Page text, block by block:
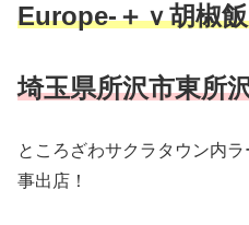
Europe-＋ｖ胡椒
埼玉県所沢市東所
ところざわサクラタウン内
事出店！